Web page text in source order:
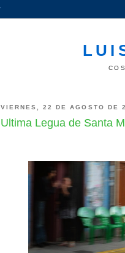
VIERNES, 22 DE AGOSTO DE
Ultima Legua de Santa